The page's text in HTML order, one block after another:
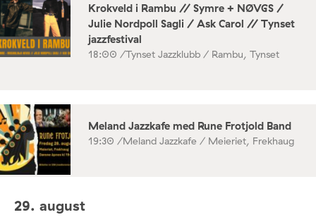
Krokveld i Rambu // Symre + NØVGS /
Julie Nordpoll Sagli / Ask Carol // Tynset
jazzfestival
18:00 /Tynset Jazzklubb / Rambu, Tynset
Meland Jazzkafe med Rune Frotjold Band
19:30 /Meland Jazzkafe / Meieriet, Frekhaug
29. august